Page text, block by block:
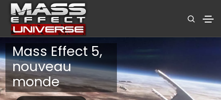
Mass Effect 5,
nouveau
monde